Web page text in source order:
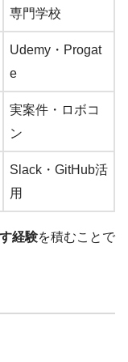
専門学校
Udemy・Progat
e
実案件・ロボコ
ン
Slack・GitHub活
用
経験を積むことで